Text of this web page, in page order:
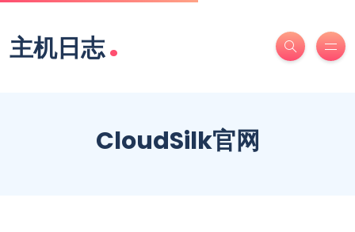
主机日志.
CloudSilk官网